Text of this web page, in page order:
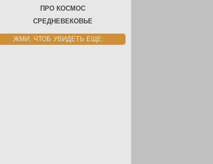
ПРО КОСМОС
СРЕДНЕВЕКОВЬЕ
ЖМИ, ЧТОБ УВИДЕТЬ ЕЩЕ: